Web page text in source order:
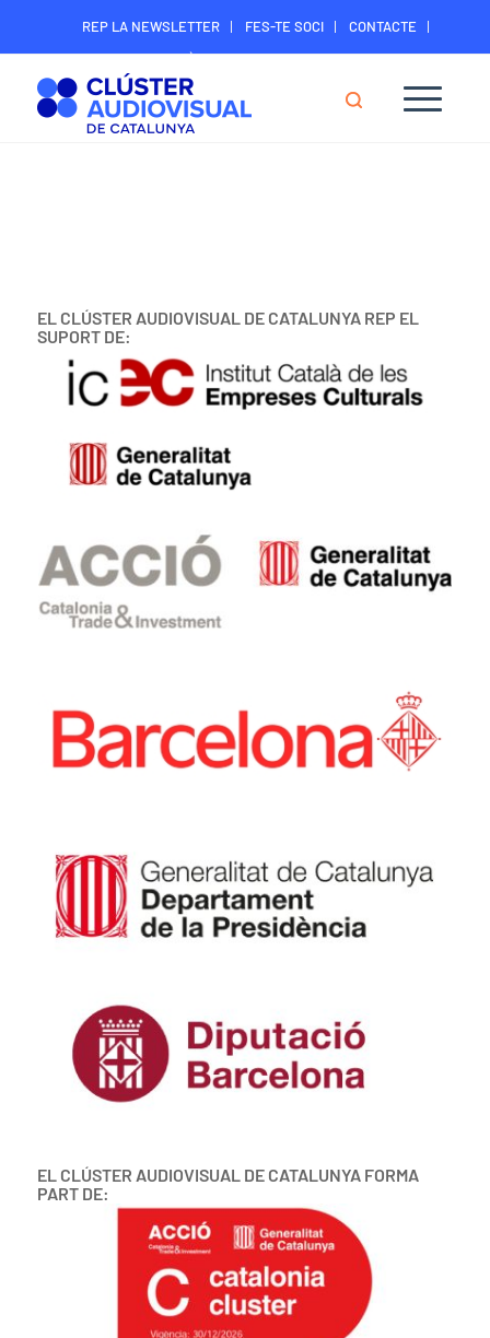
REP LA NEWSLETTER FES-TE SOCI
CONTACTE
ÀREA DIGITAL SOCIS
EL CLÚSTER AUDIOVISUAL DE CATALUNYA REP EL
SUPORT DE:
EL CLÚSTER AUDIOVISUAL DE CATALUNYA FORMA
PART DE: